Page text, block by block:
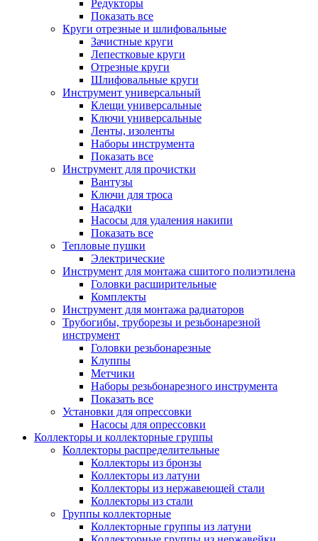
Редукторы
Показать все
Круги отрезные и шлифовальные
Зачистные круги
Лепестковые круги
Отрезные круги
Шлифовальные круги
Инструмент универсальный
Клещи универсальные
Ключи универсальные
Ленты, изоленты
Наборы инструмента
Показать все
Инструмент для прочистки
Вантузы
Ключи для троса
Насадки
Насосы для удаления накипи
Показать все
Тепловые пушки
Электрические
Инструмент для монтажа сшитого полиэтилена
Головки расширительные
Комплекты
Инструмент для монтажа радиаторов
Трубогибы, труборезы и резьбонарезной
инструмент
Головки резьбонарезные
Клуппы
Метчики
Наборы резьбонарезного инструмента
Показать все
Установки для опрессовки
Насосы для опрессовки
Коллекторы и коллекторные группы
Коллекторы распределительные
Коллекторы из бронзы
Коллекторы из латуни
Коллекторы из нержавеющей стали
Коллекторы из стали
Группы коллекторные
Коллекторные группы из латуни